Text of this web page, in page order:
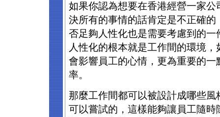
如果你認為想要在香港經營一家
決所有的事情的話肯定是不正確
否足夠人性化也是需要考慮到的
人性化的根本就是工作間的環境
會影響員工的心情，更為重要的
率。
那麼工作間都可以被設計成哪些
可以嘗試的，這樣能夠讓員工隨